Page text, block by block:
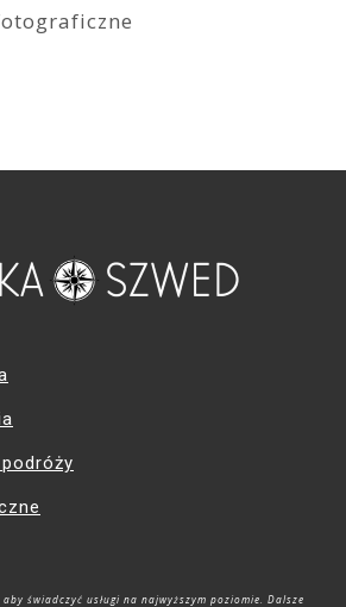
świadczyć usługi na najwyższym poziomie. Dalsze